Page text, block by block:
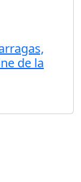
de la